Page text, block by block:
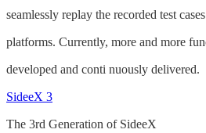
seamlessly replay the recorded test
platforms. Currently, more and more
developed and conti nuously delivered.
SideeX 3
The 3rd Generation of SideeX